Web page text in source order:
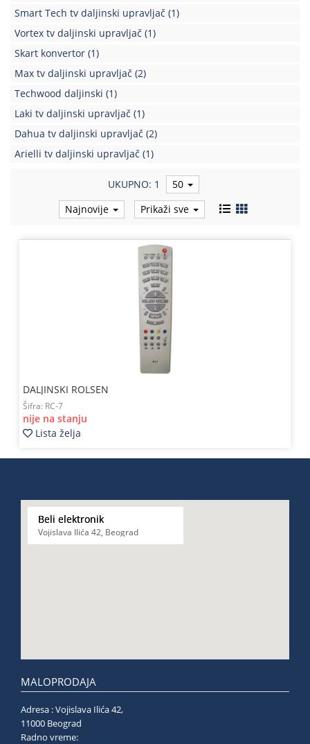
Smart Tech tv daljinski upravljač (1)
Vortex tv daljinski upravljač (1)
Skart konvertor (1)
Max tv daljinski upravljač (2)
Techwood daljinski (1)
Laki tv daljinski upravljač (1)
Dahua tv daljinski upravljač (2)
Arielli tv daljinski upravljač (1)
UKUPNO: 1
50
Najnovije
Prikaži sve
DALJINSKI ROLSEN
Šifra: RC-7
nije na stanju
Lista želja
Beli elektronik
Vojislava Ilića 42, Beograd
MALOPRODAJA
Adresa : Vojislava Ilića 42,
11000 Beograd
Radno vreme: